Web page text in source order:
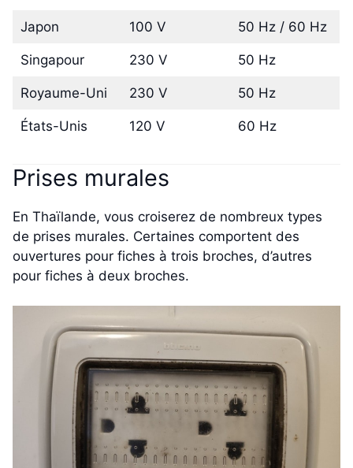
Japon 100 V 50 Hz / 60 Hz
Singapour 230 V 50 Hz
Royaume-Uni 230 V 50 Hz
États-Unis 120 V 60 Hz
Prises murales
En Thaïlande, vous croiserez de nombreux types
de prises murales. Certaines comportent des
ouvertures pour fiches à trois broches, d’autres
pour fiches à deux broches.